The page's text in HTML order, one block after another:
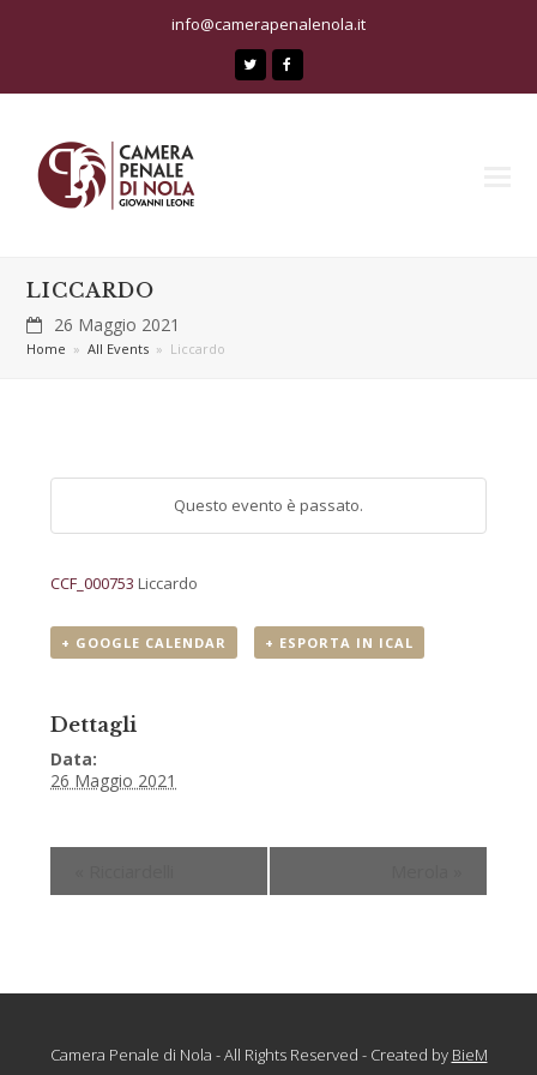
info@camerapenalenola.it
Twitter
LICCARDO
26 Maggio 2021
Home » All Events » Liccardo
Questo evento è passato.
CCF_000753 Liccardo
+ GOOGLE CALENDAR + ESPORTA IN ICAL
Dettagli
Data:
26 Maggio 2021
Camera Penale di Nola - All Rights Reserved - Created by BieM